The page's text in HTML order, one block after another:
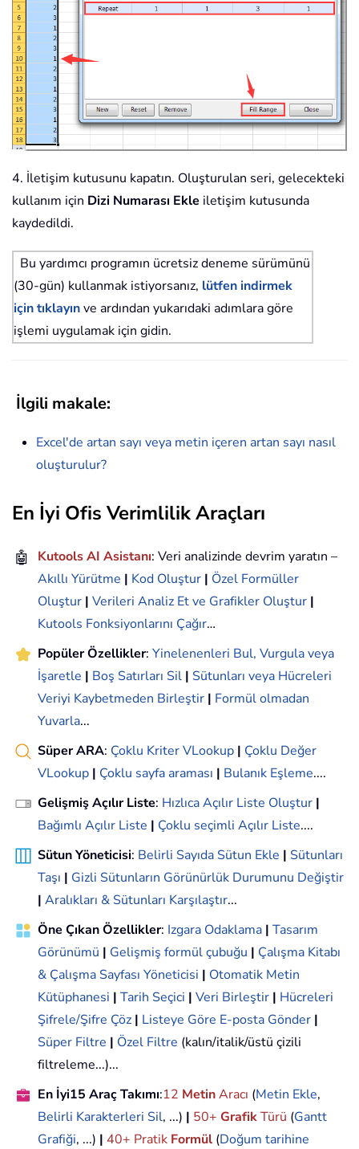
4. İletişim kutusunu kapatın. Oluşturulan seri, gelecekteki
kullanım için Dizi Numarası Ekle iletişim kutusunda
kaydedildi.
Bu yardımcı programın ücretsiz deneme sürümünü
(30-gün) kullanmak istiyorsanız, lütfen indirmek
için tıklayınve ardından yukarıdaki adımlara göre
işlemi uygulamak için gidin.
İlgili makale:
Excel'de artan sayı veya metin içeren artan sayı nasıl
oluşturulur?
En İyi Ofis Verimlilik Araçları
🤖 Kutools AI Asistanı: Veri analizinde devrim yaratın –
Akıllı Yürütme | Kod Oluştur | Özel Formüller
Oluştur | Verileri Analiz Et ve Grafikler Oluştur |
Kutools Fonksiyonlarını Çağır…
Popüler Özellikler: Yinelenenleri Bul, Vurgula veya
İşaretle | Boş Satırları Sil | Sütunları veya Hücreleri
Veriyi Kaybetmeden Birleştir | Formül olmadan
Yuvarla...
Süper ARA: Çoklu Kriter VLookup | Çoklu Değer
VLookup | Çoklu sayfa araması | Bulanık Eşleme....
Gelişmiş Açılır Liste: Hızlıca Açılır Liste Oluştur |
Bağımlı Açılır Liste | Çoklu seçimli Açılır Liste....
Sütun Yöneticisi: Belirli Sayıda Sütun Ekle | Sütunları
Taşı | Gizli Sütunların Görünürlük Durumunu Değiştir
| Aralıkları & Sütunları Karşılaştır...
Öne Çıkan Özellikler: Izgara Odaklama | Tasarım
Görünümü | Gelişmiş formül çubuğu | Çalışma Kitabı
& Çalışma Sayfası Yöneticisi | Otomatik Metin
Kütüphanesi | Tarih Seçici | Veri Birleştir | Hücreleri
Şifrele/Şifre Çöz | Listeye Göre E-posta Gönder |
Süper Filtre | Özel Filtre (kalın/italik/üstü çizili
filtreleme...)...
En İyi15 Araç Takımı:12 MetinAracı (Metin Ekle,
Belirli Karakterleri Sil, ...) | 50+ GrafikTürü (Gantt
Grafiği, ...) | 40+ Pratik Formül (Doğum tarihine